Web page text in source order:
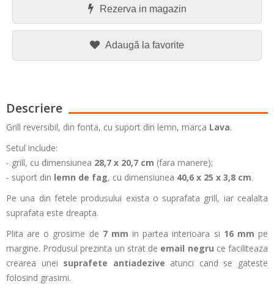
Rezerva in magazin
Adaugă la favorite
Descriere
Grill reversibil, din fonta, cu suport din lemn, marca Lava.
Setul include:
- grill, cu dimensiunea 28,7 x 20,7 cm (fara manere);
- suport din lemn de fag, cu dimensiunea 40,6 x 25 x 3,8 cm.
Pe una din fetele produsului exista o suprafata grill, iar cealalta
suprafata este dreapta.
Plita are o grosime de 7 mm in partea interioara si 16 mm pe
margine. Produsul prezinta un strat de email negru ce faciliteaza
crearea unei suprafete antiadezive atunci cand se gateste
folosind grasimi.